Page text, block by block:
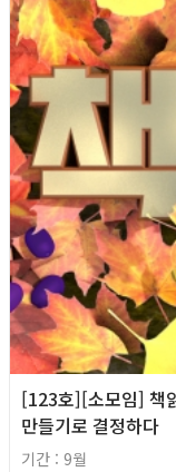
[123호][소모임] 책
만들기로 결정하다
기간 : 9월